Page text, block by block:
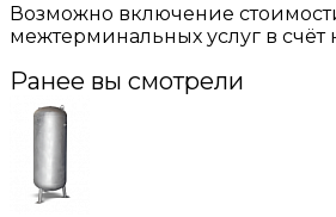
Возможно включение
межтерминальных услуг в счёт
Ранее вы смотрели